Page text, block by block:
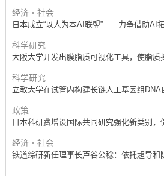
基础设施
经济・社会
日本成立“以人为本AI联盟”——力争借助AI
科学研究
大阪大学开发出膜脂质可视化工具，使脂质
科学研究
立教大学在试管内构建长链人工基因组
政策
日本科研费增设国际共同研究强化新类别
经济・社会
铁道综研新任理事长芦谷公稔：依托超导和